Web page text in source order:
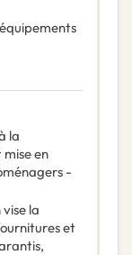
la
en
-
la
et